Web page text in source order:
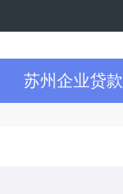
苏州企业贷款